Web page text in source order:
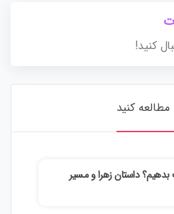
کنید!
کنید
داستان زهرا و مسیر